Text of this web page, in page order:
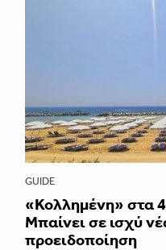
GUIDE
«Κολλημένη» στα
Μπαίνει σε ισχύ
προειδοποίηση